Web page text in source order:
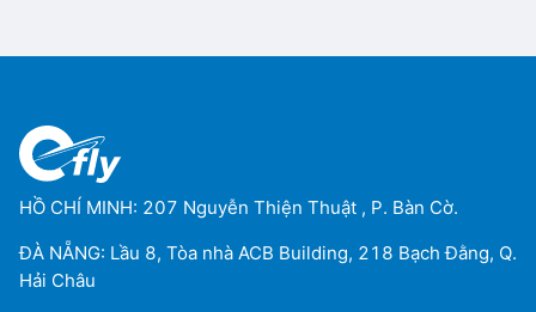
HỒ CHÍ MINH: 207 Nguyễn Thiện Thuật , P. Bàn Cờ.
ĐÀ NẴNG: Lầu 8, Tòa nhà ACB Building, 218 Bạch Đằng, Q.
Hải Châu